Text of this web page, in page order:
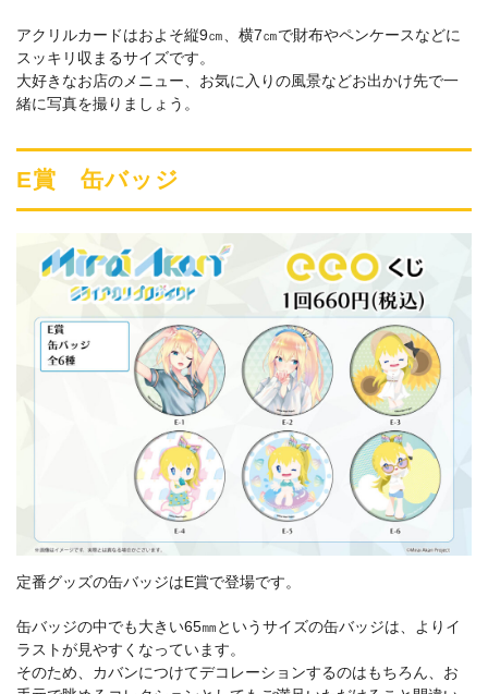
アクリルカードはおよそ縦9㎝、横7㎝で財布やペンケースなどに
スッキリ収まるサイズです。
大好きなお店のメニュー、お気に入りの風景などお出かけ先で一
緒に写真を撮りましょう。
E賞 缶バッジ
定番グッズの缶バッジはE賞で登場です。
缶バッジの中でも大きい65㎜というサイズの缶バッジは、よりイ
ラストが見やすくなっています。
そのため、カバンにつけてデコレーションするのはもちろん、お